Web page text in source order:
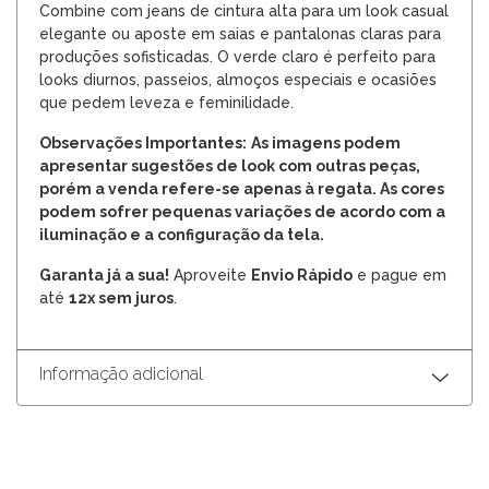
Combine com jeans de cintura alta para um look casual
elegante ou aposte em saias e pantalonas claras para
produções sofisticadas. O verde claro é perfeito para
looks diurnos, passeios, almoços especiais e ocasiões
que pedem leveza e feminilidade.
Observações Importantes: As imagens podem
apresentar sugestões de look com outras peças,
porém a venda refere-se apenas à regata. As cores
podem sofrer pequenas variações de acordo com a
iluminação e a configuração da tela.
Garanta já a sua! Aproveite Envio Rápido e pague em
até 12x sem juros.
Informação adicional